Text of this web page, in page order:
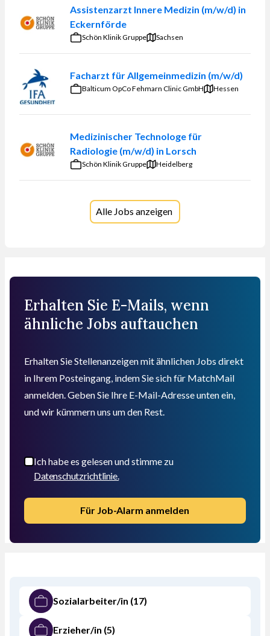
Assistenzarzt Innere Medizin (m/w/d) in
Eckernförde
Schön Klinik Gruppe Sachsen
Facharzt für Allgemeinmedizin (m/w/d)
Balticum OpCo Fehmarn Clinic GmbH Hessen
Medizinischer Technologe für
Radiologie (m/w/d) in Lorsch
Schön Klinik Gruppe Heidelberg
Alle Jobs anzeigen
Erhalten Sie E-Mails, wenn
ähnliche Jobs auftauchen
Erhalten Sie Stellenanzeigen mit ähnlichen Jobs direkt
in Ihrem Posteingang, indem Sie sich für MatchMail
anmelden. Geben Sie Ihre E-Mail-Adresse unten ein,
und wir kümmern uns um den Rest.
Ich habe es gelesen und stimme zu
Datenschutzrichtlinie.
Für Job-Alarm anmelden
Sozialarbeiter/in (17)
Erzieher/in (5)